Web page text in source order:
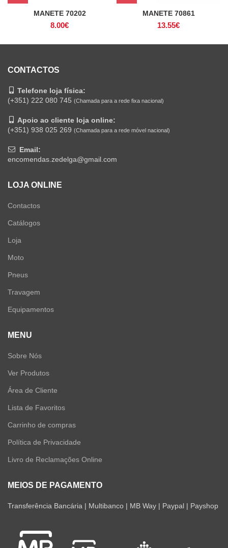
MANETE 70202
8.00€
MANETE 70861
13.55€
CONTACTOS
Telefone loja física:
(+351) 222 080 745 (Chamada para a rede fixa nacional)
Apoio ao cliente loja online:
(+351) 938 025 269 (Chamada para a rede móvel nacional)
Email:
encomendas.zedelga@gmail.com
LOJA ONLINE
Contactos
Catálogos
Loja
Moto
Pneus
Travagem
Equipamentos
MENU
Sobre Nós
Ver Produtos
Área de Cliente
Lista de Favoritos
Carrinho de compras
Política de Privacidade
Livro de Reclamações Online
MEIOS DE PAGAMENTO
Transferência Bancária | Multibanco | MB Way | Paypal | Payshop